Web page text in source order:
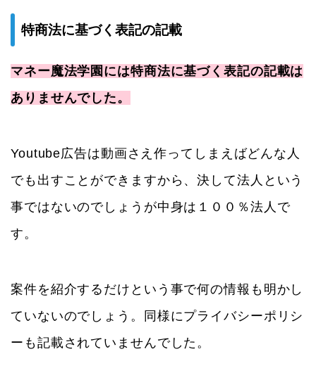
特商法に基づく表記の記載
マネー魔法学園には特商法に基づく表記の記載は
ありませんでした。
Youtube広告は動画さえ作ってしまえばどんな人
でも出すことができますから、決して法人という
事ではないのでしょうが中身は１００％法人で
す。
案件を紹介するだけという事で何の情報も明かし
ていないのでしょう。同様にプライバシーポリシ
ーも記載されていませんでした。